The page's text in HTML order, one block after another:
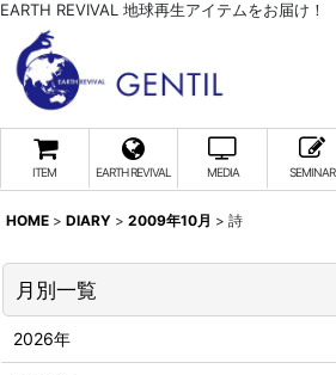
EARTH REVIVAL 地球再生アイテムをお届け！
ITEM EARTH REVIVAL MEDIA SEMINAR
HOME > DIARY > 2009年10月 > 詩
月別一覧
2026年